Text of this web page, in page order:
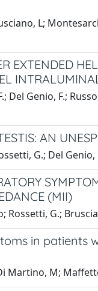
L;
EXTENDED
Del Genio, F.;
AN
G.; Del Genio,
(MII)
G.;
in patients
Martino, M;